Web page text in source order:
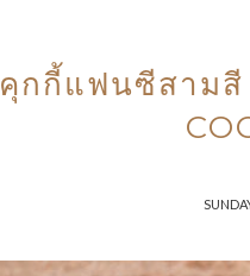
คุกกี้แฟนซีสามสี